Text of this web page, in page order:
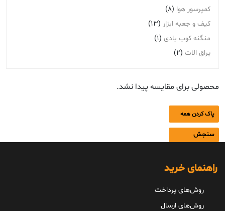
کمپرسور هوا (8)
کیف و جعبه ابزار (13)
منگنه کوب بادی (1)
یراق الات (2)
محصولی برای مقایسه پیدا نشد.
پاک کردن همه
سنجش
راهنمای خرید
روش‌های پرداخت
روش‌های ارسال